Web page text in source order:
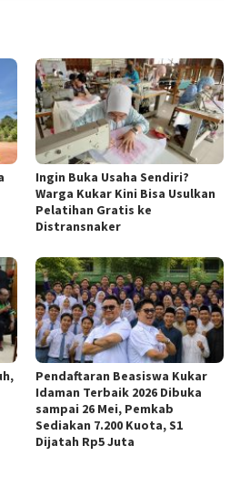
Ingin Buka Usaha Sendiri?
Warga Kukar Kini Bisa Usulkan
Pelatihan Gratis ke
Distransnaker
Pendaftaran Beasiswa Kukar
Idaman Terbaik 2026 Dibuka
sampai 26 Mei, Pemkab
Sediakan 7.200 Kuota, S1
Dijatah Rp5 Juta